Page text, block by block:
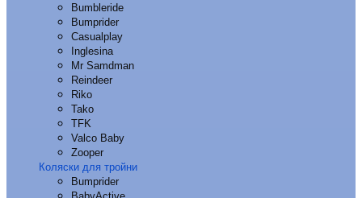
Bumbleride
Bumprider
Casualplay
Inglesina
Mr Samdman
Reindeer
Riko
Tako
TFK
Valco Baby
Zooper
Коляски для тройни
Bumprider